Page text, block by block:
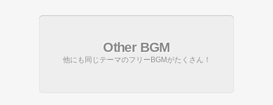
Other BGM
他にも同じテーマのフリーBGMがたくさん！